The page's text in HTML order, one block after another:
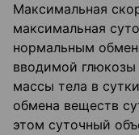
Максимальная
максимальная
нормальным
вводимой
массы тела в
обмена веществ
этом суточный